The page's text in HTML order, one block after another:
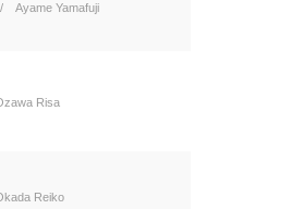
Ayame Yamafuji
Risa
Reiko